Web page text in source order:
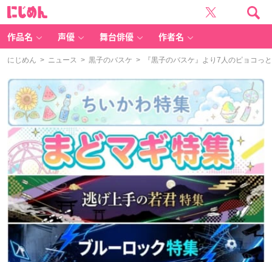
作品名 声優 舞台俳優 作者名
にじめん > ニュース > 黒子のバスケ > 『黒子のバスケ』より7人のピョコっ